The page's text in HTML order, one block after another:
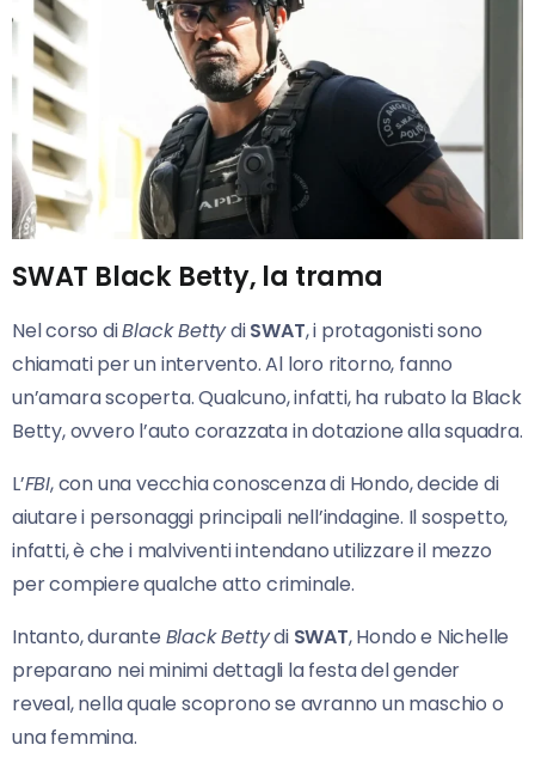
SWAT Black Betty, la trama
Nel corso diBlack BettydiSWAT, i protagonisti sono
chiamati per un intervento. Al loro ritorno, fanno
un’amara scoperta. Qualcuno, infatti, ha rubato la Black
Betty, ovvero l’auto corazzata in dotazione alla squadra.
L’FBI, con una vecchia conoscenza di Hondo, decide di
aiutare i personaggi principali nell’indagine. Il sospetto,
infatti, è che i malviventi intendano utilizzare il mezzo
per compiere qualche atto criminale.
Intanto, durante Black Bettydi SWAT, Hondo e Nichelle
preparano nei minimi dettagli la festa del gender
reveal, nella quale scoprono se avranno un maschio o
una femmina.